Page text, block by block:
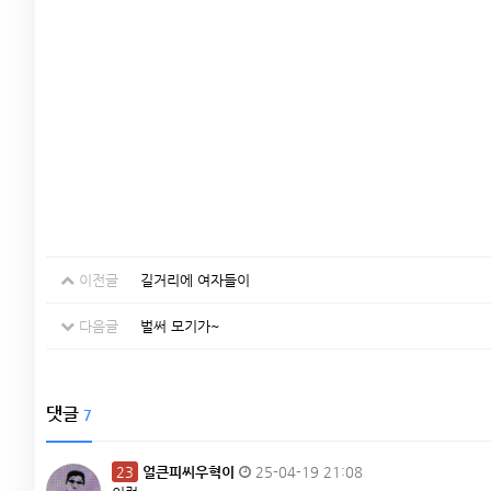
이전글 길거리에 여자들이
다음글 벌써 모기가~
댓글 7
23 얼큰피씨우혁이
25-04-19 21:08